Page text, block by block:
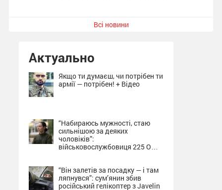
Всі новини
Актуально
Якщо ти думаєш, чи потрібен ти
армії — потрібен! + Відео
“Набираюсь мужності, стаю
сильнішою за деяких
чоловіків”:
військовослужбовиця 225 ОШП
“Він залетів за посадку — і там
ляпнувся”: сум’янин збив
російський гелікоптер з Javelin